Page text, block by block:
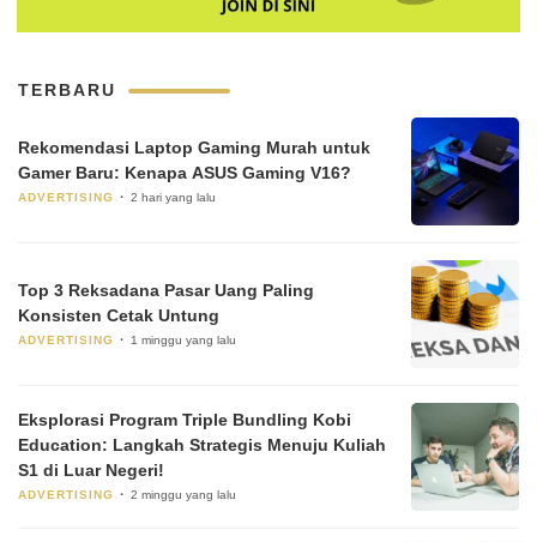
TERBARU
Rekomendasi Laptop Gaming Murah untuk
Gamer Baru: Kenapa ASUS Gaming V16?
ADVERTISING 2 hari yang lalu
Top 3 Reksadana Pasar Uang Paling
Konsisten Cetak Untung
ADVERTISING 1 minggu yang lalu
Eksplorasi Program Triple Bundling Kobi
Education: Langkah Strategis Menuju Kuliah
S1 di Luar Negeri!
ADVERTISING 2 minggu yang lalu